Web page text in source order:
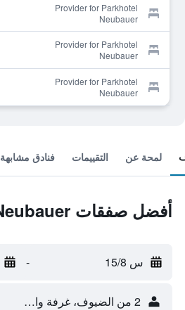
Provider for Parkhotel
Neubauer
Provider for Parkhotel
Neubauer
Provider for Parkhotel
Neubauer
لمحة عن التقييمات فنادق مشابهة
أفضل صفقات Parkhotel Neubauer
س 15/8 -
2 من الضيوف، غرفة واحدة